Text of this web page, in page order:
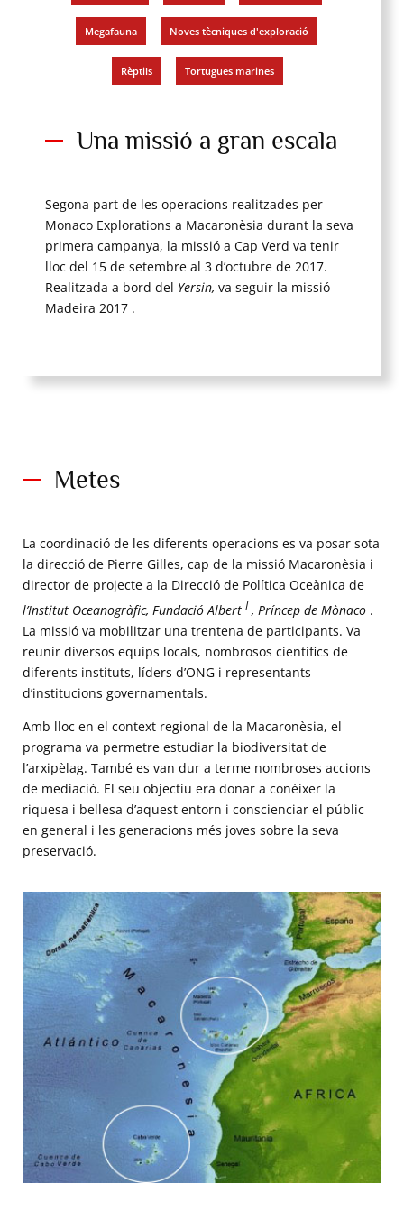
Megafauna Noves tècniques d'exploració
Rèptils Tortugues marines
Una missió a gran escala
Segona part de les operacions realitzades per
Monaco Explorations a Macaronèsia durant la seva
primera campanya, la missió a Cap Verd va tenir
lloc del 15 de setembre al 3 d’octubre de 2017.
Realitzada a bord del Yersin, va seguir la missió
Madeira 2017 .
Metes
La coordinació de les diferents operacions es va posar sota
la direcció de Pierre Gilles, cap de la missió Macaronèsia i
director de projecte a la Direcció de Política Oceànica de
l’Institut Oceanogràfic, Fundació Albert I , Príncep de Mònaco .
La missió va mobilitzar una trentena de participants. Va
reunir diversos equips locals, nombrosos científics de
diferents instituts, líders d’ONG i representants
d’institucions governamentals.
Amb lloc en el context regional de la Macaronèsia, el
programa va permetre estudiar la biodiversitat de
l’arxipèlag. També es van dur a terme nombroses accions
de mediació. El seu objectiu era donar a conèixer la
riquesa i bellesa d’aquest entorn i conscienciar el públic
en general i les generacions més joves sobre la seva
preservació.